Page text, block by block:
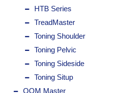
HTB Series
TreadMaster
Toning Shoulder
Toning Pelvic
Toning Sideside
Toning Situp
QOM Master